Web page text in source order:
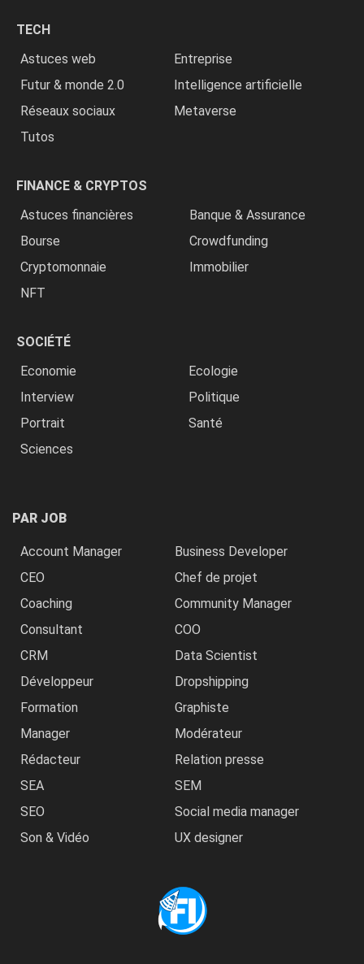
TECH
Astuces web
Entreprise
Futur & monde 2.0
Intelligence artificielle
Réseaux sociaux
Metaverse
Tutos
FINANCE & CRYPTOS
Astuces financières
Banque & Assurance
Bourse
Crowdfunding
Cryptomonnaie
Immobilier
NFT
SOCIÉTÉ
Economie
Ecologie
Interview
Politique
Portrait
Santé
Sciences
PAR JOB
Account Manager
Business Developer
CEO
Chef de projet
Coaching
Community Manager
Consultant
COO
CRM
Data Scientist
Développeur
Dropshipping
Formation
Graphiste
Manager
Modérateur
Rédacteur
Relation presse
SEA
SEM
SEO
Social media manager
Son & Vidéo
UX designer